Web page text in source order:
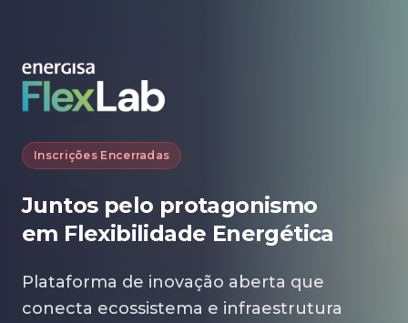
Inscrições Encerradas
Juntos pelo protagonismo
em Flexibilidade Energética
Plataforma de inovação aberta que
conecta ecossistema e infraestrutura